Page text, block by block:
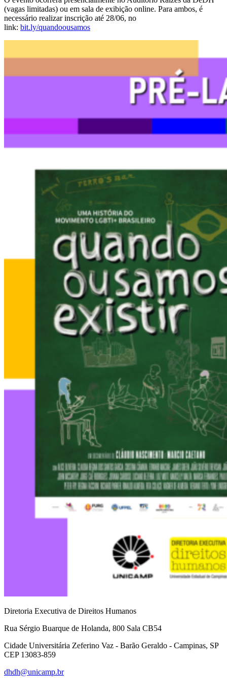
(vagas limitadas) ou em sala de exibição online. Para ambos, é
necessário realizar inscrição até 28/06, no
link: bit.ly/quandoousamos
Diretoria Executiva de Direitos Humanos
Rua Sérgio Buarque de Holanda, 800 Sala CB54
Cidade Universitária Zeferino Vaz - Barão Geraldo - Campinas, SP
CEP 13083-859
dhdh@unicamp.br